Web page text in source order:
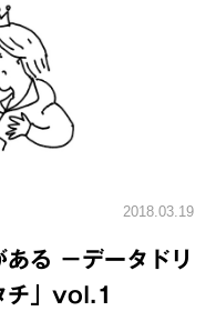
2018.03.19
る －データドリ
チ」vol.1